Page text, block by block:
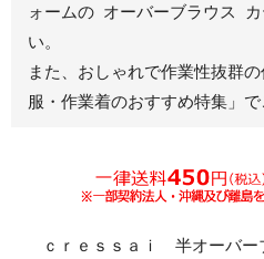
秋冬長袖
スモック
春夏半袖
ォームの オーバーブラウス
い。
また、おしゃれで作業性抜群
服・作業着のおすすめ特集」 で
ｃｒｅｓｓａｉ 半オーバ